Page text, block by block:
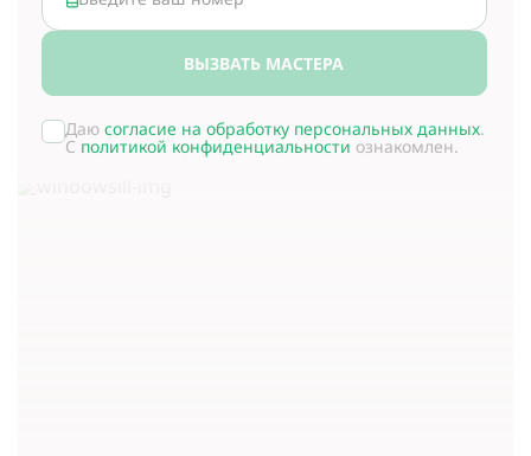
ВЫЗВАТЬ МАСТЕРА
Даю согласие на обработку персональных данных.
С политикой конфиденциальности ознакомлен.